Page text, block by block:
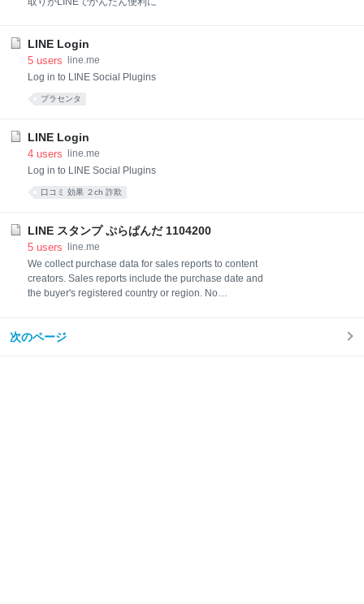
LINE Login
5 users
line.me
Log in to LINE Social Plugins
プラセンタ
LINE Login
4 users
line.me
Log in to LINE Social Plugins
口コミ 効果 ２ch 詐欺
LINE スタンプ ぷらぱんだ 1104200
5 users
line.me
We collect purchase data for sales reports to content
creators. Sales reports include the purchase date and
the buyer's registered country or region. No
次のページ